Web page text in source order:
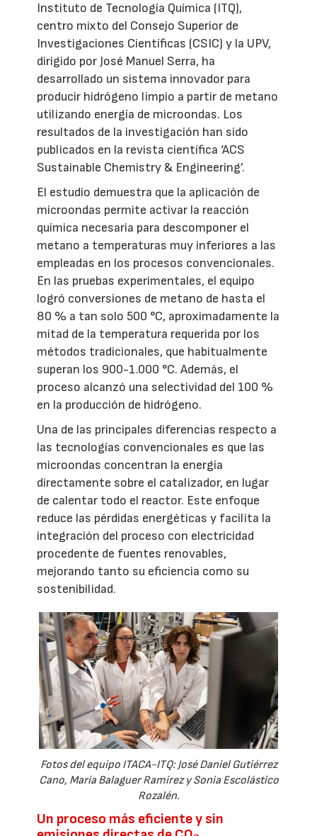
Instituto de Tecnología Química (ITQ),
centro mixto del Consejo Superior de
Investigaciones Científicas (CSIC) y la UPV,
dirigido por José Manuel Serra, ha
desarrollado un sistema innovador para
producir hidrógeno limpio a partir de metano
utilizando energía de microondas. Los
resultados de la investigación han sido
publicados en la revista científica ‘ACS
Sustainable Chemistry & Engineering’.
El estudio demuestra que la aplicación de
microondas permite activar la reacción
química necesaria para descomponer el
metano a temperaturas muy inferiores a las
empleadas en los procesos convencionales.
En las pruebas experimentales, el equipo
logró conversiones de metano de hasta el
80 % a tan solo 500 °C, aproximadamente la
mitad de la temperatura requerida por los
métodos tradicionales, que habitualmente
superan los 900-1.000 °C. Además, el
proceso alcanzó una selectividad del 100 %
en la producción de hidrógeno.
Una de las principales diferencias respecto a
las tecnologías convencionales es que las
microondas concentran la energía
directamente sobre el catalizador, en lugar
de calentar todo el reactor. Este enfoque
reduce las pérdidas energéticas y facilita la
integración del proceso con electricidad
procedente de fuentes renovables,
mejorando tanto su eficiencia como su
sostenibilidad.
Fotos del equipo ITACA-ITQ: José Daniel Gutiérrez
Cano, María Balaguer Ramirez y Sonia Escolástico
Rozalén.
Un proceso más eficiente y sin